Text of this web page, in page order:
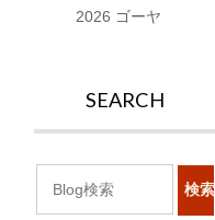
2026 ゴーヤ
SEARCH